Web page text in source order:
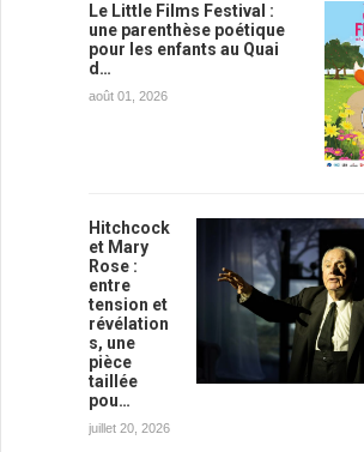
Le Little Films Festival :
une parenthèse poétique
pour les enfants au Quai
d…
août 01, 2026
Hitchcock
et Mary
Rose :
entre
tension et
révélation
s, une
pièce
taillée
pou…
juillet 20, 2026